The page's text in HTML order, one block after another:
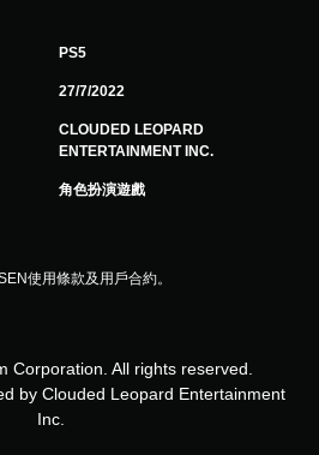
PS5
27/7/2022
CLOUDED LEOPARD
ENTERTAINMENT INC.
角色扮演遊戲
使用條款及用戶合約。
Corporation. All rights reserved.
by Clouded Leopard Entertainment
Inc.